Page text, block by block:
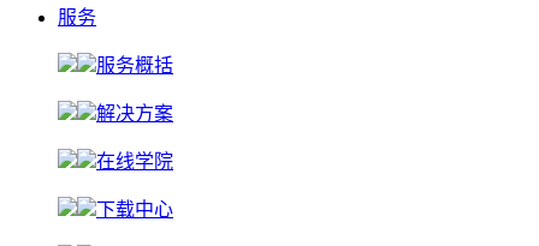
服务
服务概括
解决方案
在线学院
下载中心